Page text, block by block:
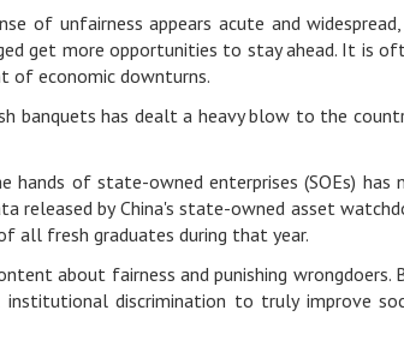
of unfairness appears acute and
get more opportunities to stay ahead. It is
of economic downturns.
banquets has dealt a heavy blow to the
hands of state-owned enterprises (SOEs) has
released by China's state-owned asset
all fresh graduates during that year.
about fairness and punishing wrongdoers.
discrimination to truly improve